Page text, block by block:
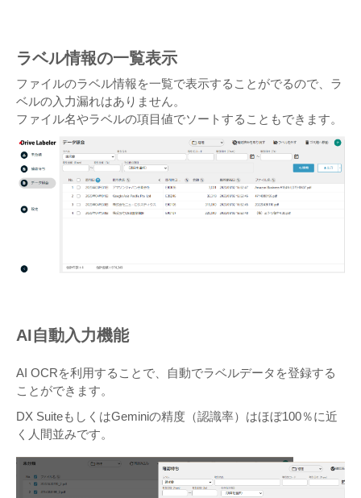
ラベル情報の一覧表示
ファイルのラベル情報を一覧で表示することがでるので、ラ
ベルの入力漏れはありません。
ファイル名やラベルの項目値でソートすることもできます。
AI自動入力機能
AI OCRを利用することで、自動でラベルデータを登録する
ことができます。
DX SuiteもしくはGeminiの精度（認識率）はほぼ100％に近
く人間並みです。